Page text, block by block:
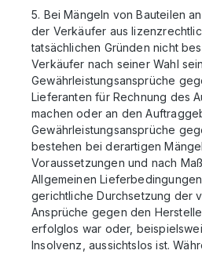
5. Bei Mängeln von Bauteilen
der Verkäufer aus
tatsächlichen Gründen nicht
Verkäufer nach seiner Wahl
Gewährleistungsansprüche
Lieferanten für Rechnung des
machen oder an den
Gewährleistungsansprüche
bestehen bei derartigen
Voraussetzungen und nach
Allgemeinen
gerichtliche Durchsetzung der
Ansprüche gegen den
erfolglos war oder,
Insolvenz, aussichtslos ist.